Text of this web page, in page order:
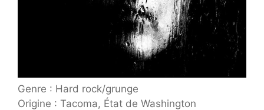
Genre : Hard rock/grunge
Origine : Tacoma, État de Washington